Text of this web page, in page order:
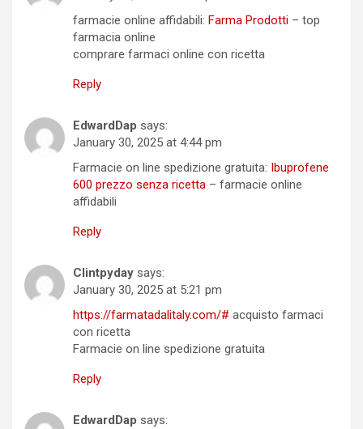
farmacie online affidabili: Farma Prodotti – top
farmacia online
comprare farmaci online con ricetta
Reply
EdwardDap says:
January 30, 2025 at 4:44 pm
Farmacie on line spedizione gratuita: Ibuprofene
600 prezzo senza ricetta – farmacie online
affidabili
Reply
Clintpyday says:
January 30, 2025 at 5:21 pm
https://farmatadalitaly.com/# acquisto farmaci
con ricetta
Farmacie on line spedizione gratuita
Reply
EdwardDap says: